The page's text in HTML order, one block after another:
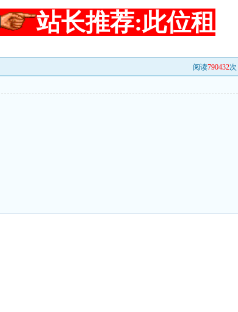
站长推荐:此位租
阅读790432次 |